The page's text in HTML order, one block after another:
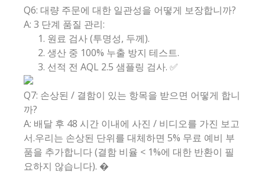
Q6: 대량 주문에 대한 일관성을 어떻게 보장합니까?
A: 3 단계 품질 관리:
원료 검사 (투명성, 두께).
생산 중 100% 누출 방지 테스트.
선적 전 AQL 2.5 샘플링 검사. ✅
Q7: 손상된 / 결함이 있는 항목을 받으면 어떻게 합니
까?
A: 배달 후 48 시간 이내에 사진 / 비디오를 가진 보고
서.우리는 손상된 단위를 대체하면 5% 무료 예비 부
품을 추가합니다 (결함 비율 < 1%에 대한 반환이 필
요하지 않습니다). �️